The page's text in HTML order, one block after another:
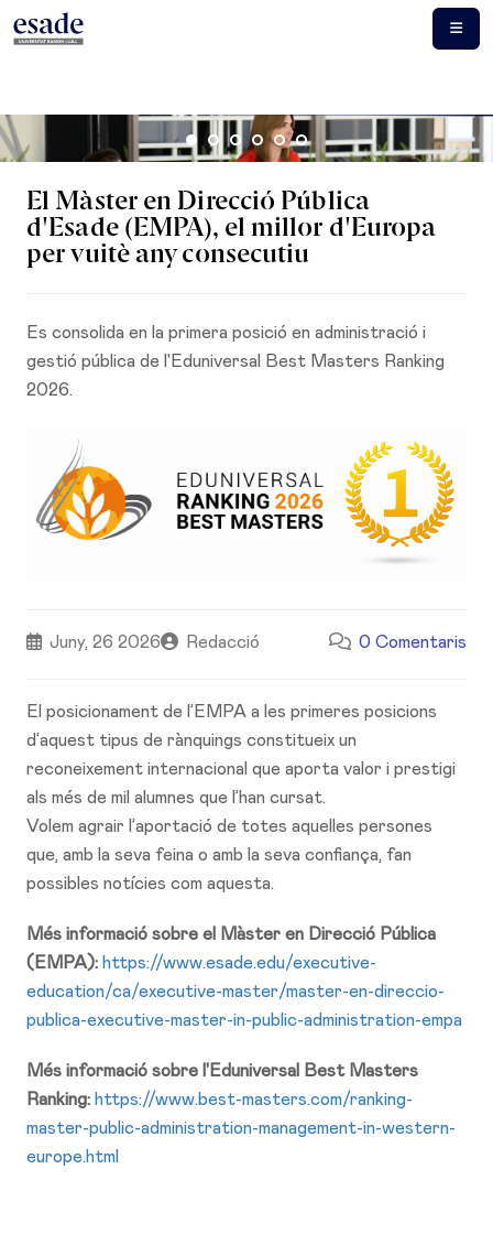
El Màster en Direcció Pública
d'Esade (EMPA), el millor d'Europa
per vuitè any consecutiu
Es consolida en la primera posició en administració i
gestió pública de l'Eduniversal Best Masters Ranking
2026.
Juny, 26 2026 Redacció 0 Comentaris
El posicionament de l’EMPA a les primeres posicions
d’aquest tipus de rànquings constitueix un
reconeixement internacional que aporta valor i prestigi
als més de mil alumnes que l’han cursat.
Volem agrair l’aportació de totes aquelles persones
que, amb la seva feina o amb la seva confiança, fan
possibles notícies com aquesta.
Més informació sobre el Màster en Direcció Pública
(EMPA): https://www.esade.edu/executive-
education/ca/executive-master/master-en-direccio-
publica-executive-master-in-public-administration-empa
Més informació sobre l'Eduniversal Best Masters
Ranking: https://www.best-masters.com/ranking-
master-public-administration-management-in-western-
europe.html